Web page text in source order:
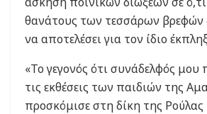
θανάτους των τεσσάρων βρεφών
να αποτελέσει για τον ίδιο
«Το γεγονός ότι συνάδελφός μου
τις εκθέσεις των παιδιών της
προσκόμισε στη δίκη της Ρούλας